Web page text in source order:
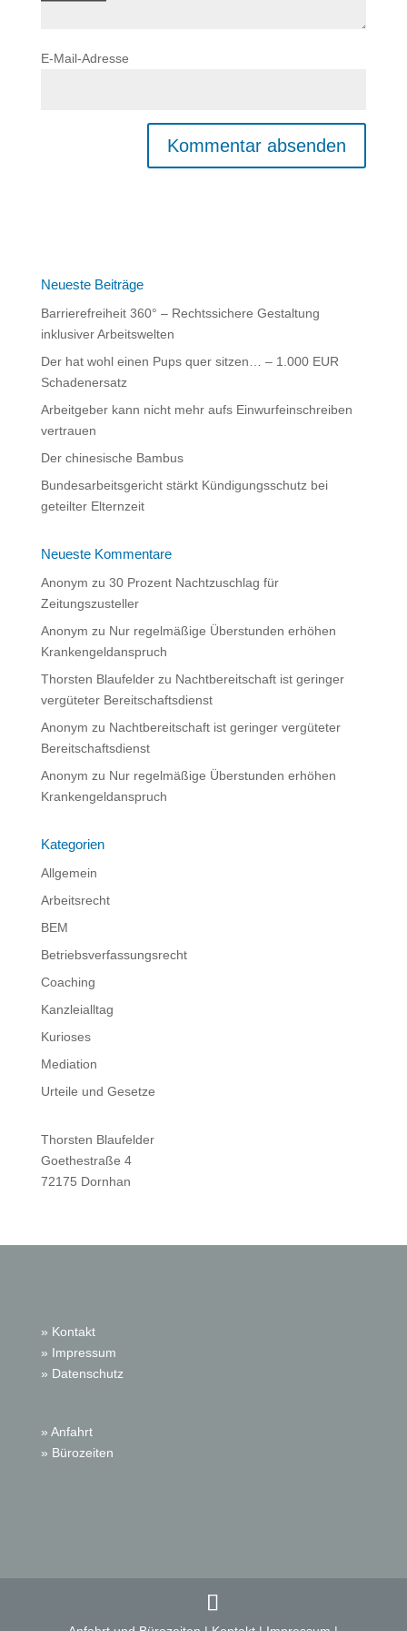
E-Mail-Adresse
n
v
e
:
Neueste Beiträge
Barrierefreiheit 360° – Rechtssichere Gestaltung
inklusiver Arbeitswelten
Der hat wohl einen Pups quer sitzen… – 1.000 EUR
Schadenersatz
Arbeitgeber kann nicht mehr aufs Einwurfeinschreiben
vertrauen
Der chinesische Bambus
Bundesarbeitsgericht stärkt Kündigungsschutz bei
geteilter Elternzeit
Neueste Kommentare
Anonym zu 30 Prozent Nachtzuschlag für
Zeitungszusteller
Anonym zu Nur regelmäßige Überstunden erhöhen
Krankengeldanspruch
Thorsten Blaufelderzu Nachtbereitschaft ist geringer
vergüteter Bereitschaftsdienst
Anonym zu Nachtbereitschaft ist geringer vergüteter
Bereitschaftsdienst
Anonym zu Nur regelmäßige Überstunden erhöhen
Krankengeldanspruch
Kategorien
Allgemein
Arbeitsrecht
BEM
Betriebsverfassungsrecht
Coaching
Kanzleialltag
Kurioses
Mediation
Urteile und Gesetze
Thorsten Blaufelder
Goethestraße 4
72175 Dornhan
» Kontakt
» Impressum
» Datenschutz
» Anfahrt
» Bürozeiten